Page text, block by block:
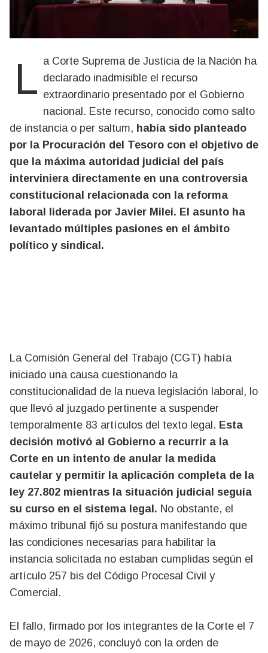
La Corte Suprema de Justicia de la Nación ha declarado inadmisible el recurso
extraordinario presentado por el Gobierno
nacional. Este recurso, conocido como salto
de instancia o per saltum, había sido planteado
por la Procuración del Tesoro con el objetivo de
que la máxima autoridad judicial del país
interviniera directamente en una controversia
constitucional relacionada con la reforma
laboral liderada por Javier Milei. El asunto ha
levantado múltiples pasiones en el ámbito
político y sindical.
La Comisión General del Trabajo (CGT) había
iniciado una causa cuestionando la
constitucionalidad de la nueva legislación laboral, lo
que llevó al juzgado pertinente a suspender
temporalmente 83 artículos del texto legal. Esta
decisión motivó al Gobierno a recurrir a la
Corte en un intento de anular la medida
cautelar y permitir la aplicación completa de la
ley 27.802 mientras la situación judicial seguía
su curso en el sistema legal. No obstante, el
máximo tribunal fijó su postura manifestando que
las condiciones necesarias para habilitar la
instancia solicitada no estaban cumplidas según el
artículo 257 bis del Código Procesal Civil y
Comercial.
El fallo, firmado por los integrantes de la Corte el 7
de mayo de 2026, concluyó con la orden de